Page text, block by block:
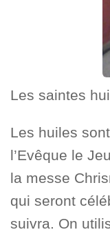
Les saintes
Les huiles
l’Evêque le
la messe
qui seront
suivra. On